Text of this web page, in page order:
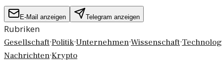
E-Mail anzeigen Telegram anzeigen
Rubriken
Gesellschaft·Politik·Unternehmen·Wissenschaft·
Nachrichten·Krypto